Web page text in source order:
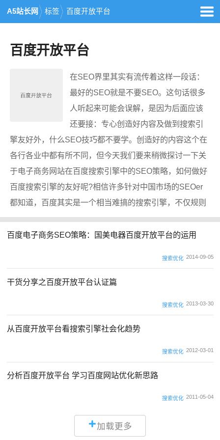
A5站长网 标签 百度开放平台
百度开放平台
在SEO界里其实有流传着这样一段话：
最好的SEO就是不要SEO。这句话很多
人听起来可能会误解，是因为后面应该
还要接：专心创造好内容及做到搜索引
擎友好外，什么SEO技巧都不要学。创造好的内容这个在
各行各业中都有所不同，但今天我们要来稍微探讨一下关
于电子商务网站在百度搜索引擎中的SEO策略，如何做好
百度搜索引擎的友好呢?相信许多针对中国市场的SEOer
都知道，百度其实是一个相当难搞的搜索引擎，不仅规则
百度电子商务SEO策略：国美电器百度开放平台的运用
搜索优化 2014-09-05
干货分享之百度开放平台认证篇
搜索优化 2013-03-30
从百度开放平台看搜索引擎社会化趋势
搜索优化 2012-03-01
分析百度开放平台 学习百度网站优化新思路
搜索优化 2011-05-04
加载更多